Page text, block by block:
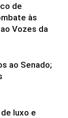
de
às
Vozes da
ao Senado;
luxo e